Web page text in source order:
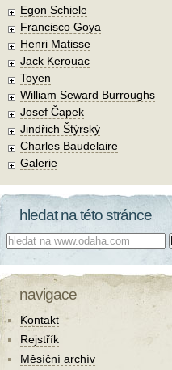
Egon Schiele
Francisco Goya
Henri Matisse
Jack Kerouac
Toyen
William Seward Burroughs
Josef Čapek
Jindřich Štýrský
Charles Baudelaire
Galerie
hledat na této stránce
Co hledat:
navigace
Kontakt
Rejstřík
Měsíční archív